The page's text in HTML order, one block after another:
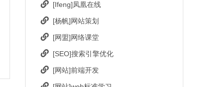
[Ifeng]凤凰在线
[杨帆]网站策划
[网盟]网络课堂
[SEO]搜索引擎优化
[网站]前端开发